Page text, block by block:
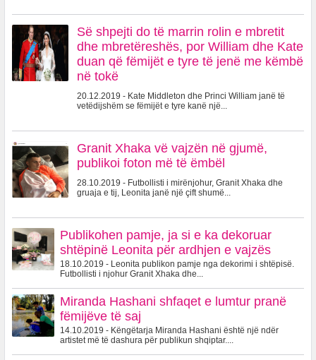
Së shpejti do të marrin rolin e mbretit
dhe mbretëreshës, por William dhe Kate
duan që fëmijët e tyre të jenë me këmbë
në tokë
20.12.2019 - Kate Middleton dhe Princi William janë të
vetëdijshëm se fëmijët e tyre kanë një...
Granit Xhaka vë vajzën në gjumë,
publikoi foton më të ëmbël
28.10.2019 - Futbollisti i mirënjohur, Granit Xhaka dhe
gruaja e tij, Leonita janë një çift shumë...
Publikohen pamje, ja si e ka dekoruar
shtëpinë Leonita për ardhjen e vajzës
18.10.2019 - Leonita publikon pamje nga dekorimi i shtëpisë.
Futbollisti i njohur Granit Xhaka dhe...
Miranda Hashani shfaqet e lumtur pranë
fëmijëve të saj
14.10.2019 - Këngëtarja Miranda Hashani është një ndër
artistet më të dashura për publikun shqiptar....